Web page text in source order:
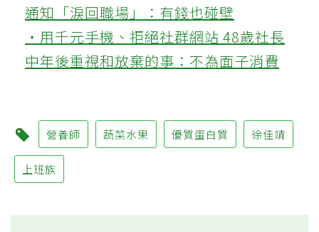
通知「淚回職場」：有錢也碰壁
‧用千元手機、拒絕社群網站 48歲社長
中年後重視和放棄的事：不為面子消費
營養師 蔬菜水果 優質蛋白質 徐佳靖
上班族